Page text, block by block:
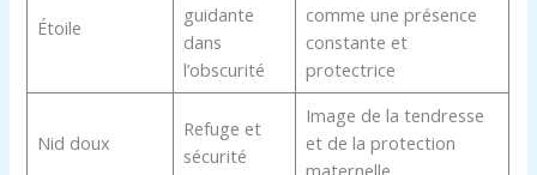
Étoile
guidante
dans
l’obscurité
comme une présence
constante et
protectrice
Nid doux
Refuge et
sécurité
Image de la tendresse
et de la protection
maternelle